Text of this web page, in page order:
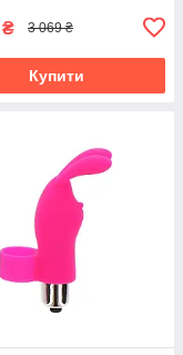
₴ 3 069 ₴
Купити